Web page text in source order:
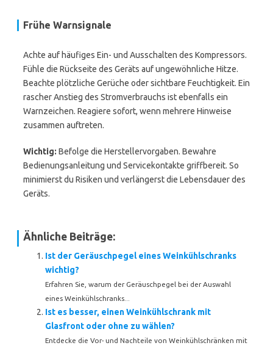
Frühe Warnsignale
Achte auf häufiges Ein- und Ausschalten des Kompressors.
Fühle die Rückseite des Geräts auf ungewöhnliche Hitze.
Beachte plötzliche Gerüche oder sichtbare Feuchtigkeit. Ein
rascher Anstieg des Stromverbrauchs ist ebenfalls ein
Warnzeichen. Reagiere sofort, wenn mehrere Hinweise
zusammen auftreten.
Wichtig: Befolge die Herstellervorgaben. Bewahre
Bedienungsanleitung und Servicekontakte griffbereit. So
minimierst du Risiken und verlängerst die Lebensdauer des
Geräts.
Ähnliche Beiträge:
Ist der Geräuschpegel eines Weinkühlschranks
wichtig?
Erfahren Sie, warum der Geräuschpegel bei der Auswahl
eines Weinkühlschranks...
Ist es besser, einen Weinkühlschrank mit
Glasfront oder ohne zu wählen?
Entdecke die Vor- und Nachteile von Weinkühlschränken mit